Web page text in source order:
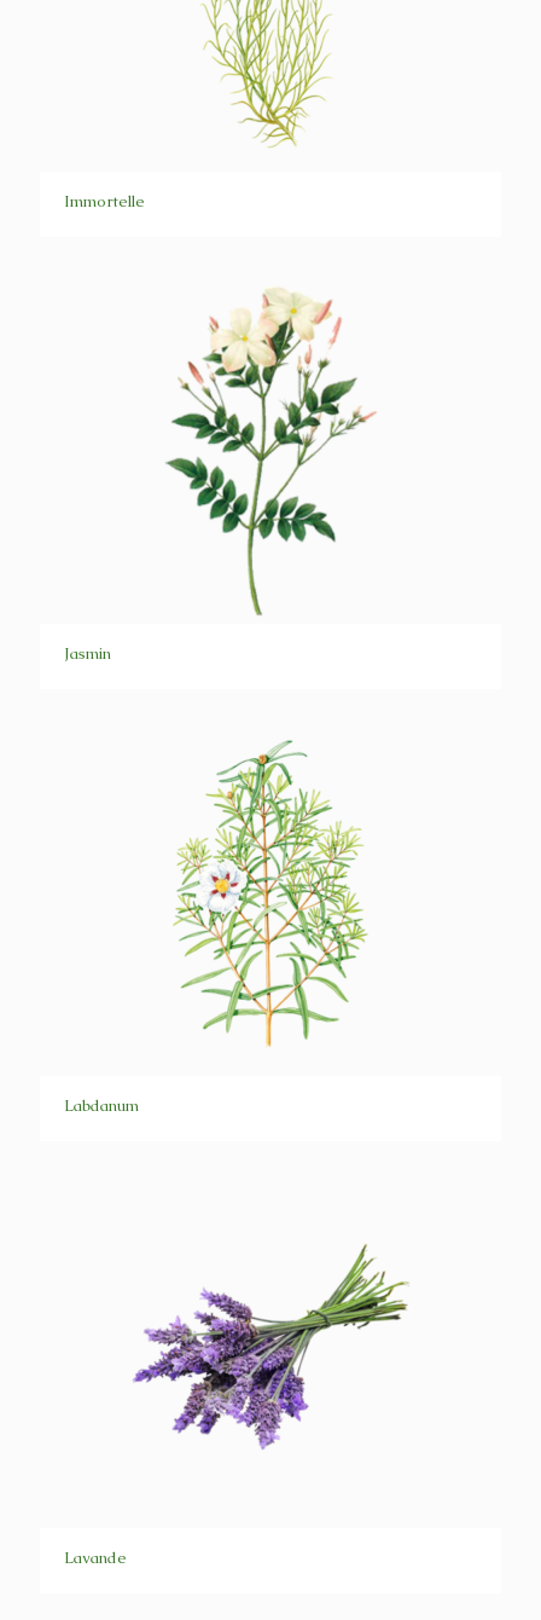
Immortelle
Jasmin
Labdanum
Lavande